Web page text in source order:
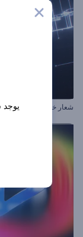
شعار خطوط الدوائر